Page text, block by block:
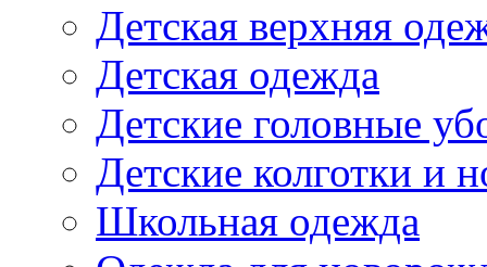
Детская верхняя
Детская одежда
Детские головные
Детские колготки и
Школьная одежда